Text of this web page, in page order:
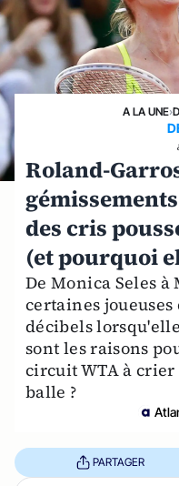
A LA UNE›
Roland-
des cris
(et pourquoi
De Monica Seles
certaines
décibels
sont les raisons
circuit WTA à
balle ?
PARTAGER